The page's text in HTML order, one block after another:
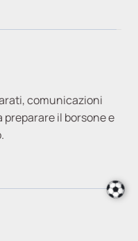
comunicazioni
preparare il borsone e